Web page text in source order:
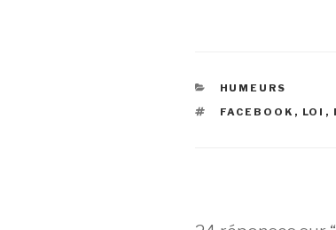
CATÉGORIES
HUMEURS
ÉTIQUETTES
FACEBOOK , LOI ,